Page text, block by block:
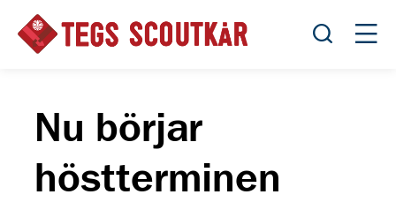
Öppna
Nu börjar
höstterminen